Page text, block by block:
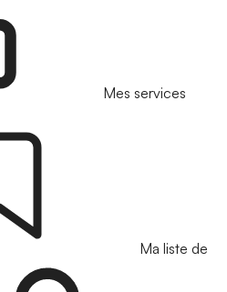
Mes services
Ma liste de